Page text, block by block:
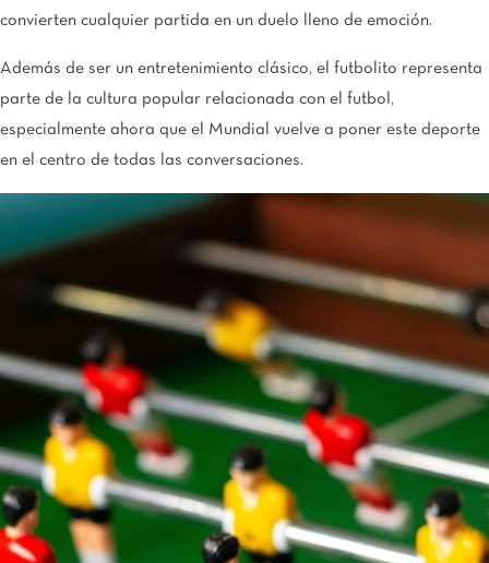
convierten cualquier partida en un duelo lleno de emoción.
Además de ser un entretenimiento clásico, el futbolito representa
parte de la cultura popular relacionada con el futbol,
especialmente ahora que el Mundial vuelve a poner este deporte
en el centro de todas las conversaciones.